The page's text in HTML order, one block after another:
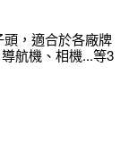
，適合於各廠牌
航機、相機...等3